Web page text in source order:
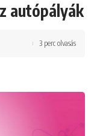
autópályák
3 perc olvasás